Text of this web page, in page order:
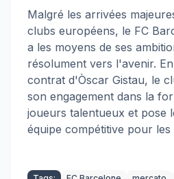
Malgré les arrivées
clubs européens, le FC
a les moyens de ses
résolument vers l'avenir.
contrat d'Òscar Gistau, le
son engagement dans la
joueurs talentueux et pose
équipe compétitive pour les